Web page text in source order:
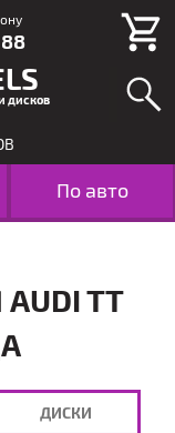
дисков
По авто
TT
ДИСКИ